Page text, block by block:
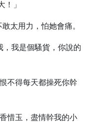
」
太用力，怕她會痛。
我是個騷貨，你說的
不得每天都操死你幹
惜玉，盡情幹我的小